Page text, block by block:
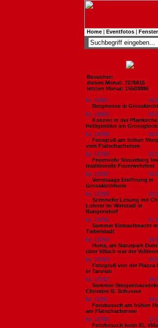
Home | Eventfotos |
Besucher:
diesen Monat: 7276615
letzten Monat: 15503886
Nr. 18801
Bergmesse in
Nr. 18800
Konzert in der Pfarrkirche
Heiligenblut am
Nr. 18799
Fotogruß am frühen
vom Flatschachersee
Nr. 18798
Feuerwehr Steuerberg
traditionelle Feuerwehrfest
Nr. 18797
Vernissage Eröffnung in
Grosskirchheim
Nr. 18796
Szenische Lesung mit
Lohner im Wirtstadl in
Rangersdorf
Nr. 18795
Sommer Einkaufsnacht
Tiebelstadt
Nr. 18794
Hurra, am Naturpark
über Villach war der
Nr. 18793
Fotogruß von der Piazza
in Tarvisio
Nr. 18792
Sommer-
Christine B. Schusser
Nr. 18791
Fotobesuch am frühen
am Flatschachersee
Nr. 18790
Fotobesuch beim 81.